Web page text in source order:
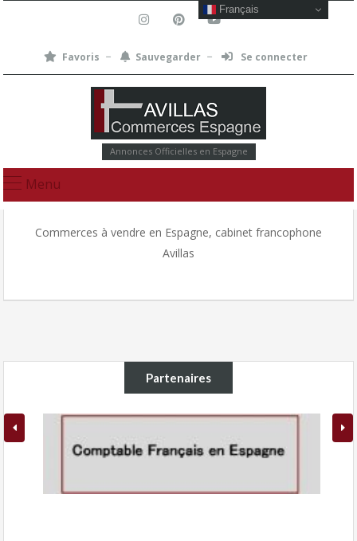
Favoris Sauvegarder Se connecter
Annonces Officielles en Espagne
Menu
Commerces à vendre en Espagne, cabinet francophone
Avillas
Partenaires
Français